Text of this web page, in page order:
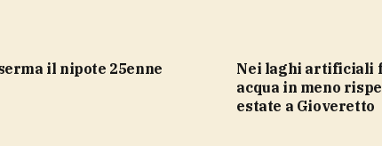
il nipote 25enne
Nei laghi artificiali fino al 50% di
acqua in meno
estate a Gioveretto